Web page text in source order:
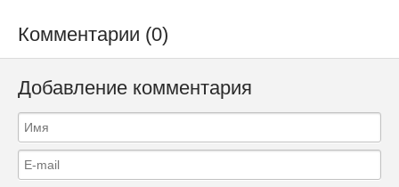
Комментарии (0)
Добавление комментария